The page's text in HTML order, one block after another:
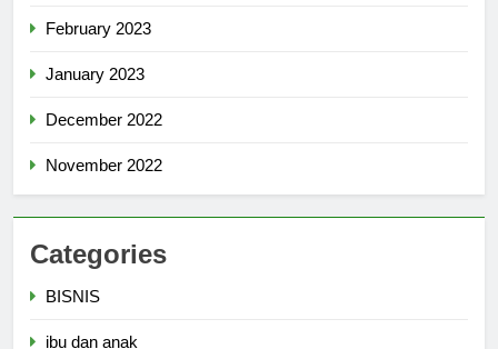
February 2023
January 2023
December 2022
November 2022
Categories
BISNIS
ibu dan anak